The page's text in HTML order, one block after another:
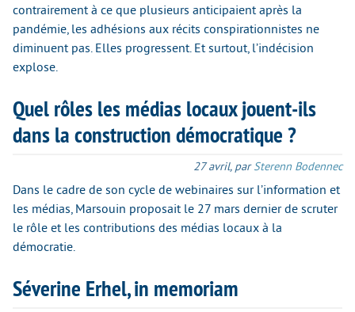
contrairement à ce que plusieurs anticipaient après la
pandémie, les adhésions aux récits conspirationnistes ne
diminuent pas. Elles progressent. Et surtout, l’indécision
explose.
Quel rôles les médias locaux jouent-ils
dans la construction démocratique ?
27 avril, parSterenn Bodennec
Dans le cadre de son cycle de webinaires sur l’information et
les médias, Marsouin proposait le 27 mars dernier de scruter
le rôle et les contributions des médias locaux à la
démocratie.
Séverine Erhel, in memoriam